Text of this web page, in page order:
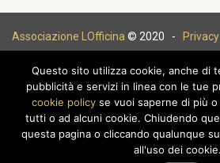
Associazione LOfficina © 2020 -
Questo sito utilizza cookie, anche di
pubblicità e servizi in linea con le tue
cookie policyse vuoi saperne di più o
tutti o ad alcuni cookie. Chiudendo
questa pagina o cliccando qualunque
all'uso dei cookie.